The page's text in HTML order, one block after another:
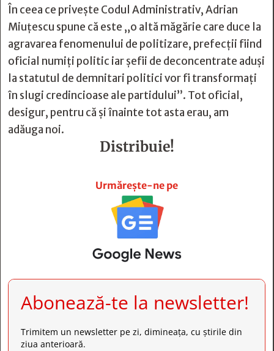
În ceea ce privește Codul Administrativ, Adrian
Miuțescu spune că este „o altă măgărie care duce la
agravarea fenomenului de politizare, prefecții fiind
oficial numiți politic iar șefii de deconcentrate aduși
la statutul de demnitari politici vor fi transformați
în slugi credincioase ale partidului”. Tot oficial,
desigur, pentru că și înainte tot asta erau, am
adăuga noi.
Distribuie!
Urmărește-ne pe
Abonează-te la newsletter!
Trimitem un newsletter pe zi, dimineața, cu știrile din
ziua anterioară.